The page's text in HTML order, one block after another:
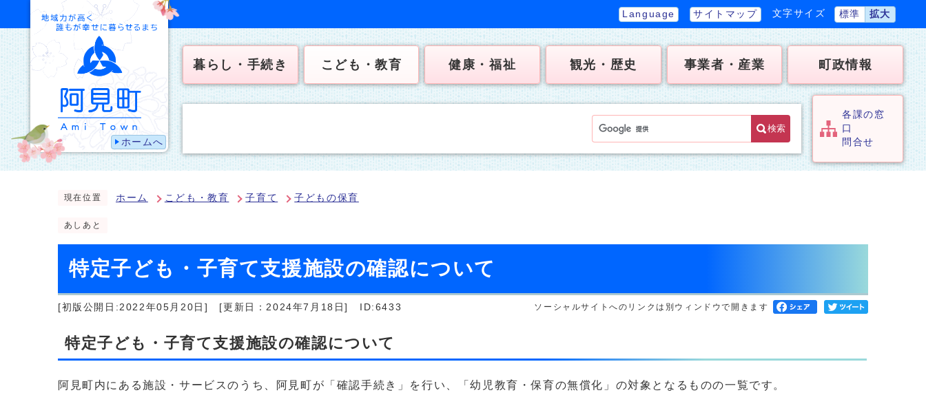
ホームへ
Language サイトマップ 文字サイズ 標準 拡大
暮らし・手続き こども・教育 健康・福祉 観光・歴史 事業者・産業 町政情報
検索
各課の窓
口
問合せ
現在位置 ホーム こども・教育 子育て 子どもの保育
あしあと
特定子ども・子育て支援施設の確認について
[初版公開日:2022年05月20日] [更新日：2024年7月18日] ID:6433 ソーシャルサイトへのリンクは別ウィンドウで開きます
特定子ども・子育て支援施設の確認について
阿見町内にある施設・サービスのうち、阿見町が「確認手続き」を行い、「幼児教育・保育の無償化」の対象となるものの一覧です。